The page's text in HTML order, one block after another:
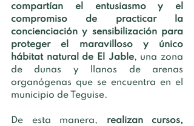
compartían el entusiasmo y el
compromiso de practicar la
concienciación y sensibilización para
proteger el maravilloso y único
hábitat natural de El Jable, una zona
de dunas y llanos de arenas
organógenas que se encuentra en el
municipio de Teguise.
De esta manera, realizan cursos,